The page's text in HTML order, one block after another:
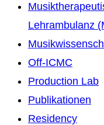
Lehrambulanz
Off-ICMC
Production Lab
Publikationen
Residency